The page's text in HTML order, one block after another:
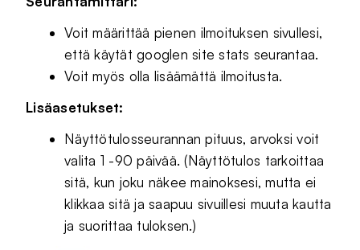
Voit määrittää pienen ilmoituksen sivullesi,
että käytät googlen site stats seurantaa.
Voit myös olla lisäämättä ilmoitusta.
Lisäasetukset:
Näyttötulosseurannan pituus, arvoksi voit
valita 1 -90 päivää. (Näyttötulos tarkoittaa
sitä, kun joku näkee mainoksesi, mutta ei
klikkaa sitä ja saapuu sivuillesi muuta kautta
ja suorittaa tuloksen.)